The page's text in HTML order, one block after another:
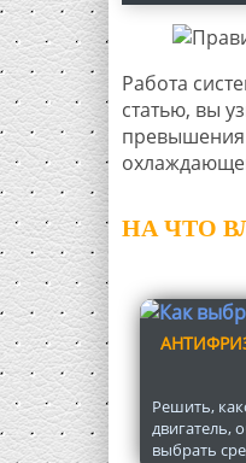
Работа
статью, вы
превышения
НА ЧТО
Решить,
двигатель,
выбрать